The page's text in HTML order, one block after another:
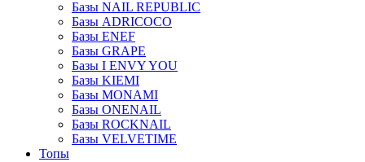
Базы NAIL REPUBLIC
Базы ADRICOCO
Базы ENEF
Базы GRAPE
Базы I ENVY YOU
Базы KIEMI
Базы MONAMI
Базы ONENAIL
Базы ROCKNAIL
Базы VELVETIME
Топы